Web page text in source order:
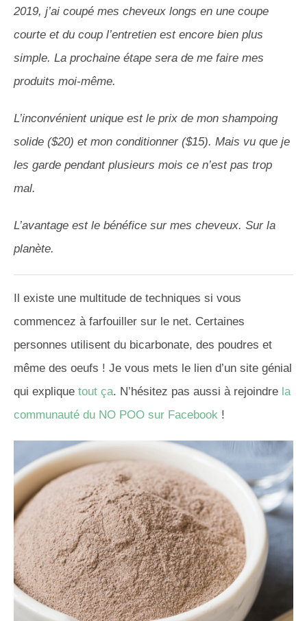
2019, j’ai coupé mes cheveux longs en une coupe
courte et du coup l’entretien est encore bien plus
simple. La prochaine étape sera de me faire mes
produits moi-même.
L’inconvénient unique est le prix de mon shampoing
solide ($20) et mon conditionner ($15). Mais vu que je
les garde pendant plusieurs mois ce n’est pas trop
mal.
L’avantage est le bénéfice sur mes cheveux. Sur la
planète.
Il existe une multitude de techniques si vous
commencez à farfouiller sur le net. Certaines
personnes utilisent du bicarbonate, des poudres et
même des oeufs ! Je vous mets le lien d’un site génial
qui explique tout ça. N’hésitez pas aussi à rejoindre la
communauté du NO POO sur Facebook !